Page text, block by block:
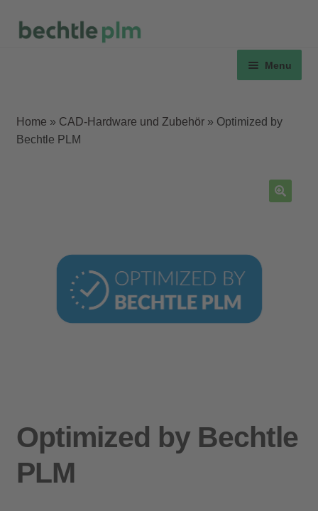
Skip
Skip
Menu
Home » CAD-Hardware und Zubehör» Optimized by
Bechtle PLM
Optimized by Bechtle
PLM